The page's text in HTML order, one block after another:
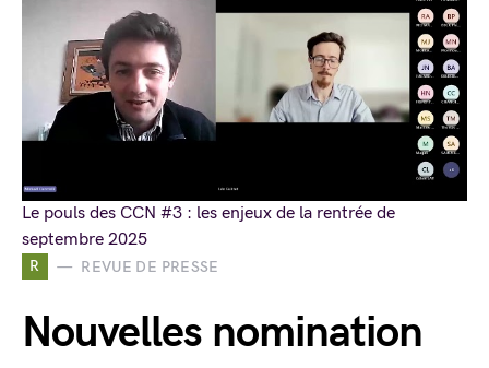
R REVUE DE PRESSE
Nouvelles nomination
Le pouls des CCN #3 : les enjeux de la rentrée de
septembre 2025